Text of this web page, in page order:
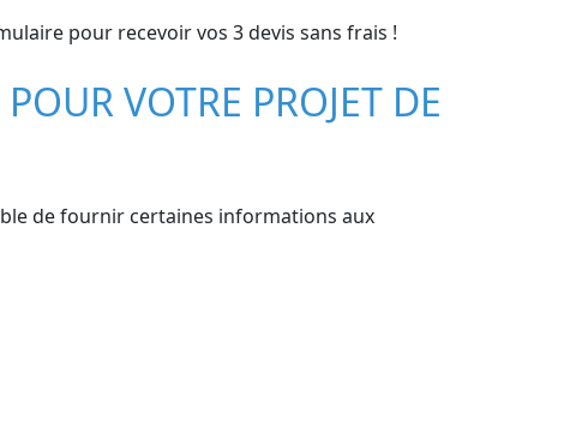
pour recevoir vos 3 devis sans frais !
VOTRE PROJET DE
de fournir certaines informations aux